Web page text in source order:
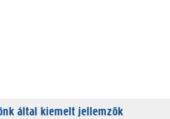
által kiemelt jellemzők